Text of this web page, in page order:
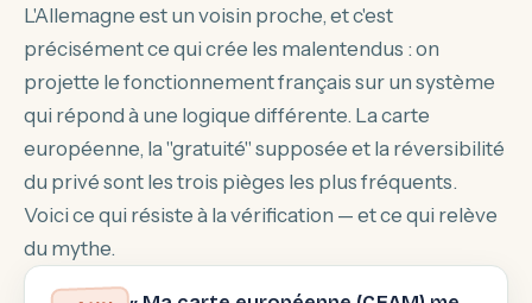
L'Allemagne est un voisin proche, et c'est
précisément ce qui crée les malentendus : on
projette le fonctionnement français sur un système
qui répond à une logique différente. La carte
européenne, la "gratuité" supposée et la réversibilité
du privé sont les trois pièges les plus fréquents.
Voici ce qui résiste à la vérification — et ce qui relève
du mythe.